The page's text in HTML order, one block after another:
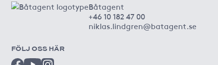
Båtagent
+46 10 182 47 00
niklas.lindgren@batagent.se
FÖLJ OSS HÄR